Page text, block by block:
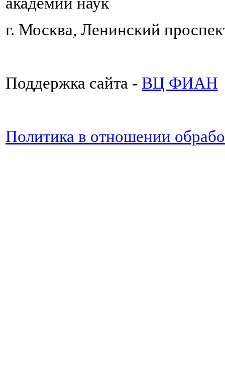
г. Москва, Ленинский
Поддержка сайта - ВЦ ФИАН
Политика в отношении